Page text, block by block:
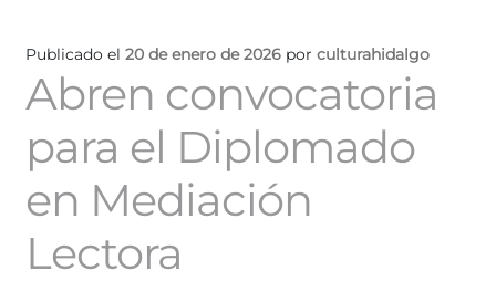
Publicado el 20 de enero de 2026 por culturahidalgo
Abren convocatoria
para el Diplomado
en Mediación
Lectora